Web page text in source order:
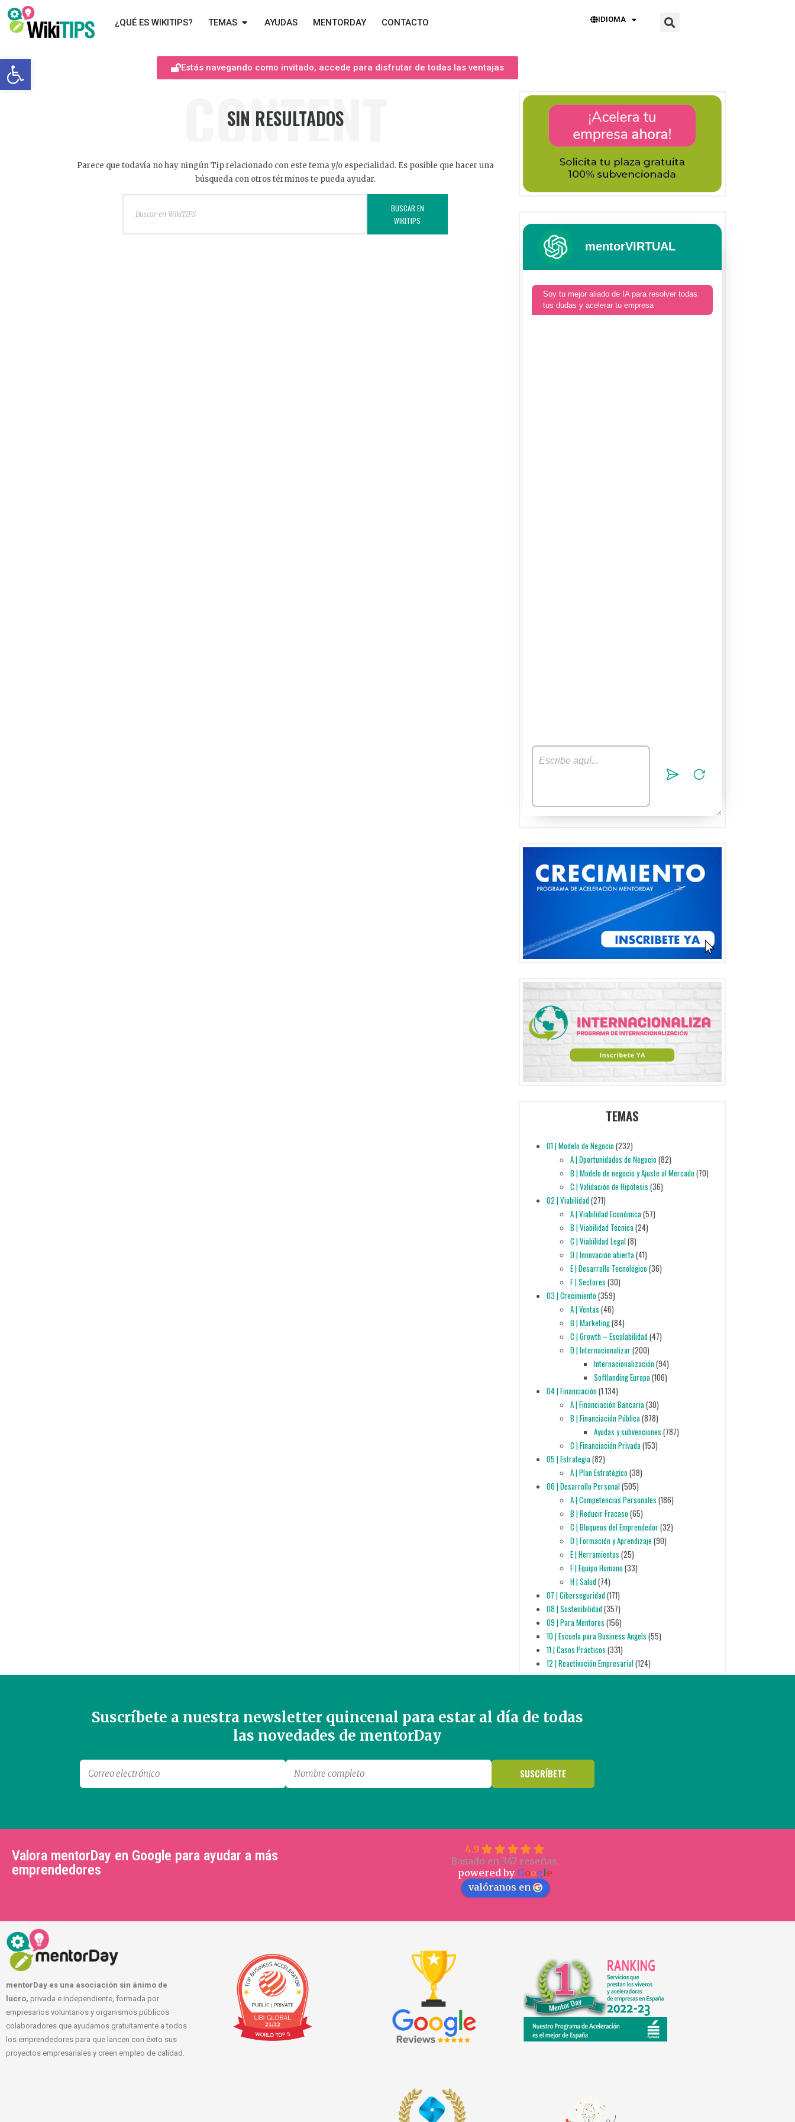
Abrir barra de herramientas
¿QUÉ ES WIKITIPS? TEMAS AYUDAS MENTORDAY CONTACTO IDIOMA
Estás navegando como invitado, accede para disfrutar de todas las ventajas
CONTENT
SIN RESULTADOS
Parece que todavía no hay ningún Tip relacionado con este tema y/o especialidad. Es posible que hacer una
búsqueda con otros términos te pueda ayudar.
BUSCAR EN
WIKITIPS
mentorVIRTUAL
Soy tu mejor aliado de IA para resolver todas
tus dudas y acelerar tu empresa
TEMAS
01 | Modelo de Negocio(232)
A | Oportunidades de Negocio(82)
B | Modelo de negocio y Ajuste al Mercado(70)
C | Validación de Hipótesis (36)
02 | Viabilidad(271)
A | Viabilidad Económica(57)
B | Viabilidad Técnica(24)
C | Viabilidad Legal(8)
D | Innovación abierta(41)
E | Desarrollo Tecnológico(36)
F | Sectores (30)
03 | Crecimiento(359)
A | Ventas (46)
B | Marketing(84)
C | Growth – Escalabilidad(47)
D | Internacionalizar(200)
Internacionalización(94)
Softlanding Europa(106)
04 | Financiación(1.134)
A | Financiación Bancaria(30)
B | Financiación Pública(878)
Ayudas y subvenciones (787)
C | Financiación Privada(153)
05 | Estrategia(82)
A | Plan Estratégico(38)
06 | Desarrollo Personal(505)
A | Competencias Personales (186)
B | Reducir Fracaso(65)
C | Bloqueos del Emprendedor(32)
D | Formación y Aprendizaje (90)
E | Herramientas (25)
F | Equipo Humano(33)
H | Salud(74)
07 | Ciberseguridad(171)
08 | Sostenibilidad(357)
09 | Para Mentores (156)
10 | Escuela para Business Angels (55)
11 | Casos Prácticos (331)
12 | Reactivación Empresarial(124)
Suscríbete a nuestra newsletter quincenal para estar al día de todas
las novedades de mentorDay
Valora mentorDay en Google para ayudar a más
emprendedores
4.9
Basado en 347 reseñas.
powered by Google
valóranos en
mentorDay es una asociación sin ánimo de
lucro, privada e independiente, formada por
empresarios voluntarios y organismos públicos
colaboradores que ayudamos gratuitamente a todos
los emprendedores para que lancen con éxito sus
proyectos empresariales y creen empleo de calidad.